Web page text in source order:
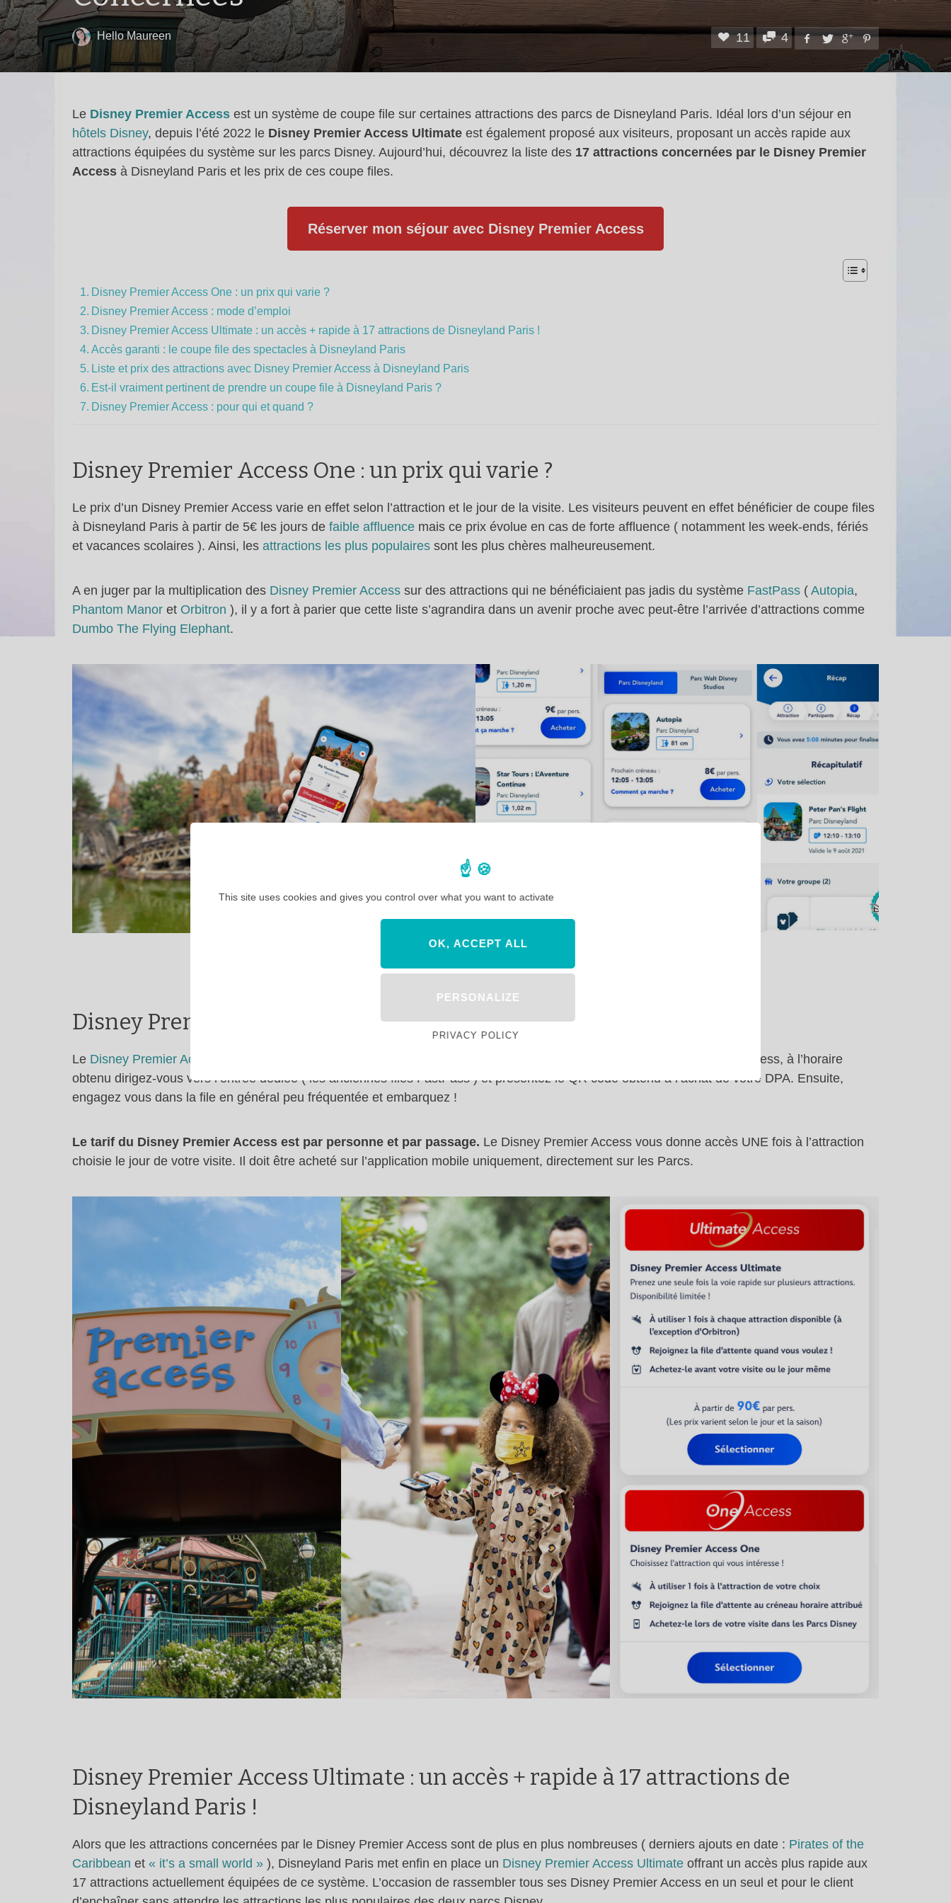
Hello Maureen 11 4
Le Disney Premier Access est un système de coupe file sur certaines attractions des parcs de Disneyland Paris. Idéal lors d’un séjour en
hôtels Disney, depuis l’été 2022 le Disney Premier Access Ultimate est également proposé aux visiteurs, proposant un accès rapide aux
attractions équipées du système sur les parcs Disney. Aujourd’hui, découvrez la liste des 17 attractions concernées par le Disney Premier
Access à Disneyland Paris et les prix de ces coupe files.
Réserver mon séjour avec Disney Premier Access
Disney Premier Access One : un prix qui varie ?
Disney Premier Access : mode d’emploi
Disney Premier Access Ultimate : un accès + rapide à 17 attractions de Disneyland Paris !
Accès garanti : le coupe file des spectacles à Disneyland Paris
Liste et prix des attractions avec Disney Premier Access à Disneyland Paris
Est-il vraiment pertinent de prendre un coupe file à Disneyland Paris ?
Disney Premier Access : pour qui et quand ?
Disney Premier Access One : un prix qui varie ?
Le prix d’un Disney Premier Access varie en effet selon l’attraction et le jour de la visite. Les visiteurs peuvent en effet bénéficier de coupe files
à Disneyland Paris à partir de 5€ les jours de faible affluence mais ce prix évolue en cas de forte affluence ( notamment les week-ends, fériés
et vacances scolaires ). Ainsi, les attractions les plus populaires sont les plus chères malheureusement.
A en juger par la multiplication des Disney Premier Access sur des attractions qui ne bénéficiaient pas jadis du système FastPass ( Autopia,
Phantom Manor et Orbitron ), il y a fort à parier que cette liste s’agrandira dans un avenir proche avec peut-être l’arrivée d’attractions comme
Dumbo The Flying Elephant.
Disney Premier Access : mode d’emploi
Le Disney Premier Access
fonctionne exactement comme les anciens FastPass. Après achat de votre Disney Premier Access, à l’horaire
obtenu dirigez-vous vers l’entrée dédiée ( les anciennes files FastPass ) et présentez le QR code obtenu à l’achat de votre DPA. Ensuite,
engagez vous dans la file en général peu fréquentée et embarquez !
Le tarif du Disney Premier Access est par personne et par passage. Le Disney Premier Access vous donne accès UNE fois à l’attraction
choisie le jour de votre visite. Il doit être acheté sur l’application mobile uniquement, directement sur les Parcs.
Disney Premier Access Ultimate : un accès + rapide à 17 attractions de
Disneyland Paris !
Alors que les attractions concernées par le Disney Premier Access sont de plus en plus nombreuses ( derniers ajouts en date : Pirates of the
Caribbean et « it’s a small world » ), Disneyland Paris met enfin en place un Disney Premier Access Ultimate offrant un accès plus rapide aux
17 attractions actuellement équipées de ce système. L’occasion de rassembler tous ses Disney Premier Access en un seul et pour le client
This site uses cookies and gives you control over what you want to activate
OK, ACCEPT ALL
PERSONALIZE
PRIVACY POLICY